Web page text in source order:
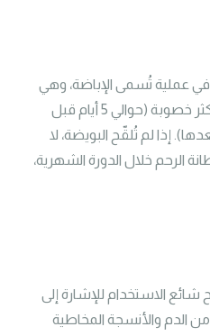
عملية تُسمى الإباضة، وهي
الفترة التي تكون فيها المرأة أكثر خصوبة (حوالي 5 أيام قبل
إذا لم تُلقّح البويضة، لا
الرحم خلال الدورة الشهرية،
الاستخدام للإشارة إلى
الدم والأنسجة المخاطية